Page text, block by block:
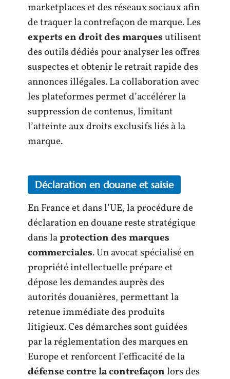
marketplaces et des réseaux sociaux afin
de traquer la contrefaçon de marque. Les
experts en droit des marquesutilisent
des outils dédiés pour analyser les offres
suspectes et obtenir le retrait rapide des
annonces illégales. La collaboration avec
les plateformes permet d’accélérer la
suppression de contenus, limitant
l’atteinte aux droits exclusifs liés à la
marque.
Déclaration en douane et saisie
En France et dans l’UE, la procédure de
déclaration en douane reste stratégique
dans laprotection des marques
commerciales. Un avocat spécialisé en
propriété intellectuelle prépare et
dépose les demandes auprès des
autorités douanières, permettant la
retenue immédiate des produits
litigieux. Ces démarches sont guidées
par la réglementation des marques en
Europe et renforcent l’efficacité de la
défense contre la contrefaçonlors des